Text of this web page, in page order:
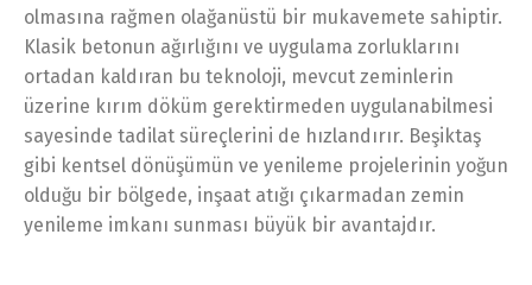
olmasına rağmen olağanüstü bir mukavemete sahiptir.
Klasik betonun ağırlığını ve uygulama zorluklarını
ortadan kaldıran bu teknoloji, mevcut zeminlerin
üzerine kırım döküm gerektirmeden uygulanabilmesi
sayesinde tadilat süreçlerini de hızlandırır. Beşiktaş
gibi kentsel dönüşümün ve yenileme projelerinin yoğun
olduğu bir bölgede, inşaat atığı çıkarmadan zemin
yenileme imkanı sunması büyük bir avantajdır.